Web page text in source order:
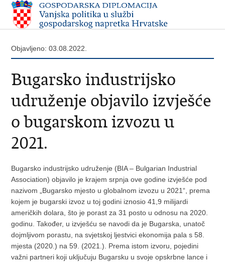
Objavljeno: 03.08.2022.
Bugarsko industrijsko
udruženje objavilo izvješće
o bugarskom izvozu u
2021.
Bugarsko industrijsko udruženje (BIA – Bulgarian Industrial
Association) objavilo je krajem srpnja ove godine izvješće pod
nazivom „Bugarsko mjesto u globalnom izvozu u 2021“, prema
kojem je bugarski izvoz u toj godini iznosio 41,9 milijardi
američkih dolara, što je porast za 31 posto u odnosu na 2020.
godinu. Također, u izvješću se navodi da je Bugarska, unatoč
dojmljivom porastu, na svjetskoj ljestvici ekonomija pala s 58.
mjesta (2020.) na 59. (2021.). Prema istom izvoru, pojedini
važni partneri koji uključuju Bugarsku u svoje opskrbne lance i